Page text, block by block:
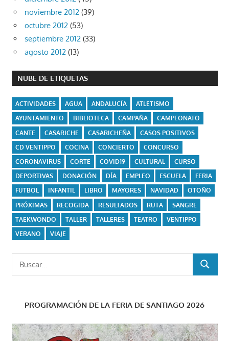
noviembre 2012 (39)
octubre 2012 (53)
septiembre 2012 (33)
agosto 2012 (13)
NUBE DE ETIQUETAS
ACTIVIDADES AGUA ANDALUCÍA
ATLETISMO
AYUNTAMIENTO
BIBLIOTECA CAMPAÑA
CAMPEONATO
CANTE
CASARICHE CASARICHEÑA
CASOS POSITIVOS
CD VENTIPPO
COCINA CONCIERTO
CONCURSO
CORONAVIRUS
CORTE COVID19 CULTURAL
CURSO
DEPORTIVAS
DONACIÓN DÍA EMPLEO ESCUELA
FERIA
FUTBOL
INFANTIL LIBRO MAYORES NAVIDAD
OTOÑO
PRÓXIMAS
RECOGIDA RESULTADOS RUTA
SANGRE
TAEKWONDO
TALLER TALLERES TEATRO
VENTIPPO
VERANO
VIAJE
BUSCAR
PROGRAMACIÓN DE LA FERIA DE SANTIAGO 2026